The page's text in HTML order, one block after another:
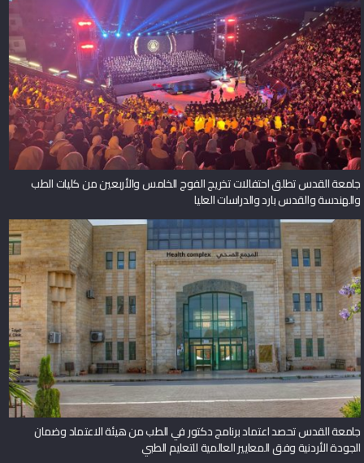
جامعة القدس تطلق احتفالات تخريج الفوج الخامس والأربعين من كليات الطب
والهندسة والقدس بارد والدراسات العليا
جامعة القدس تحصد اعتماد برنامج دكتور في الطب من هيئة الاعتماد وضمان
الجودة الأردنية وفق المعايير العالمية للتعليم الطبي